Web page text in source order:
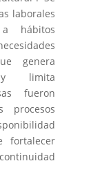
laborales
hábitos
genera
y limita
fueron
fortalecer